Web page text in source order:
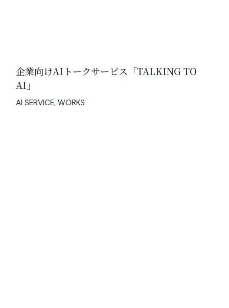
企業向けAIトークサービス「TALKING TO
AI」
AI SERVICE WORKS